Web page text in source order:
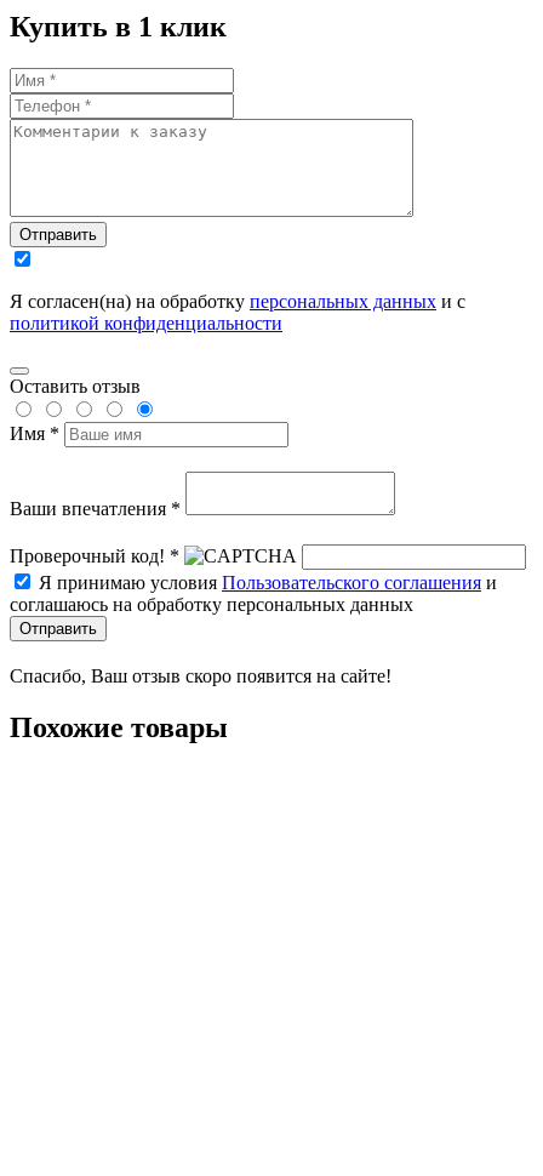
Купить в 1 клик
Отправить
Я согласен(на) на обработку персональных данных и с
политикой конфиденциальности
Оставить отзыв
Имя *
Ваши впечатления *
Проверочный код! *
Я принимаю условия Пользовательского соглашения и
соглашаюсь на обработку персональных данных
Отправить
Спасибо, Ваш отзыв скоро появится на сайте!
Похожие товары